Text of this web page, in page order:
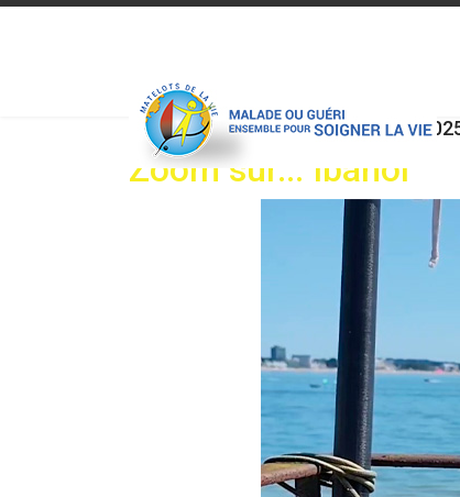
Displaying items by tag:
Zoom sur... Ibanol